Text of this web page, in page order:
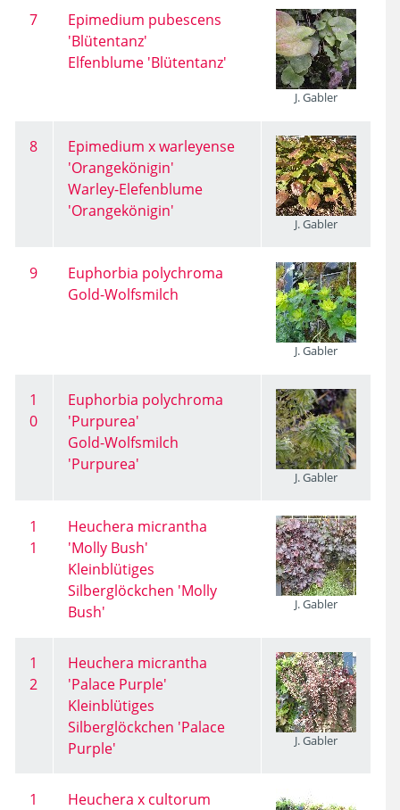
7
Epimedium pubescens
'Blütentanz'
Elfenblume 'Blütentanz'
J. Gabler
8
Epimedium x warleyense
'Orangekönigin'
Warley-Elefenblume
'Orangekönigin'
J. Gabler
9
Euphorbia polychroma
Gold-Wolfsmilch
J. Gabler
1
0
Euphorbia polychroma
'Purpurea'
Gold-Wolfsmilch
'Purpurea'
J. Gabler
1
1
Heuchera micrantha
'Molly Bush'
Kleinblütiges
Silberglöckchen 'Molly
Bush'
J. Gabler
1
2
Heuchera micrantha
'Palace Purple'
Kleinblütiges
Silberglöckchen 'Palace
Purple'
J. Gabler
1
Heuchera x cultorum